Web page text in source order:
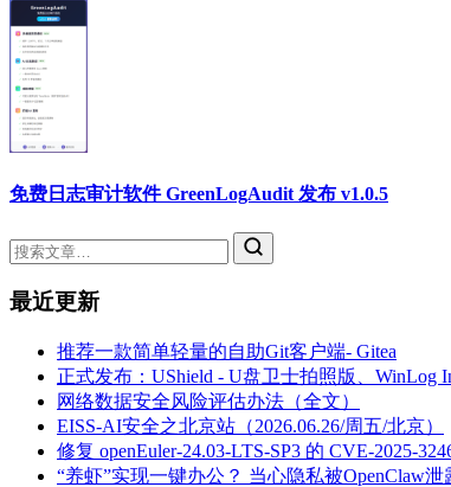
免费日志审计软件 GreenLogAudit 发布 v1.0.5
最近更新
推荐一款简单轻量的自助Git客户端- Gitea
正式发布：UShield - U盘卫士拍照版、WinLog
网络数据安全风险评估办法（全文）
EISS-AI安全之北京站（2026.06.26/周五/北京）
修复 openEuler-24.03-LTS-SP3 的 CVE-2025-
“养虾”实现一键办公？ 当心隐私被OpenClaw泄